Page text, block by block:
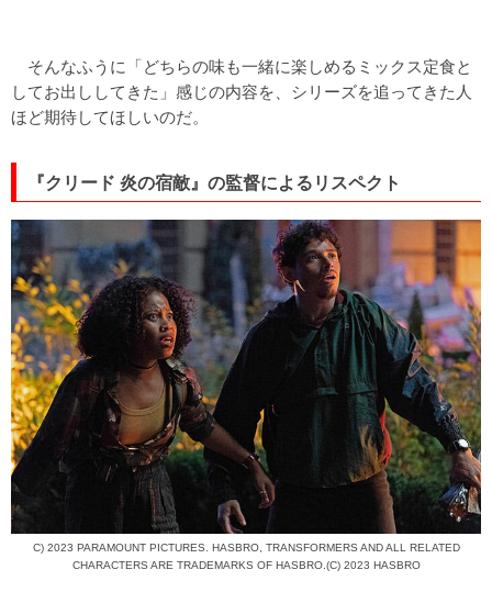
そんなふうに「どちらの味も一緒に楽しめるミックス定食と
してお出ししてきた」感じの内容を、シリーズを追ってきた人
ほど期待してほしいのだ。
『クリード 炎の宿敵』の監督によるリスペクト
C) 2023 PARAMOUNT PICTURES. HASBRO, TRANSFORMERS AND ALL RELATED
CHARACTERS ARE TRADEMARKS OF HASBRO.(C) 2023 HASBRO